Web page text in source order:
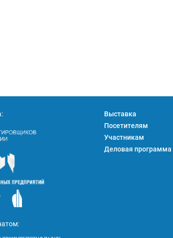
Выставка
Посетителям
Участникам
Деловая программа